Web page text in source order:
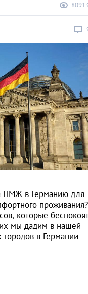
ПМЖ в Германию для
проживания?
которые
мы дадим в нашей
в Германии